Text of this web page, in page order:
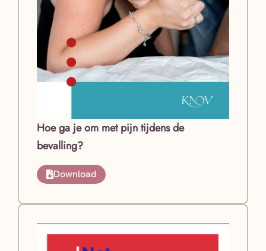
Hoe ga je om met pijn tijdens de
bevalling?
Download